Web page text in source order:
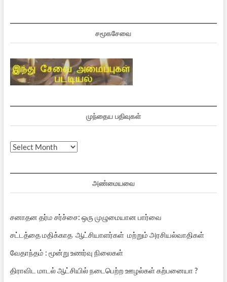
சமூகசேவை
முந்தைய பதிவுகள்
முந்தைய
அண்மையவை
சனாதன தர்ம சர்ச்சை: ஒரு முழுமையான பார்வை
சட்டத்தை மதிக்காத ஆட்சியாளர்கள் மற்றும் அரசியல்வாதிகள்
வேதாந்தம் : மூன்று உணர்வு நிலைகள்
திராவிட மாடல் ஆட்சியில் நடைபெற்ற ஊழல்கள் கற்பனையா ?